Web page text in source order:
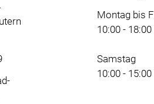
Montag bis
10:00 -
Samstag
10:00 -